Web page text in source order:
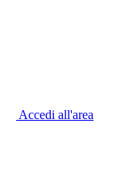
Accedi all'area